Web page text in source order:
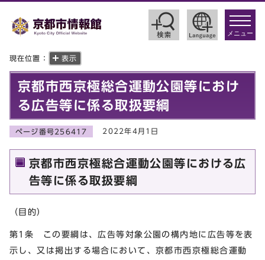
toggle
メニュー
現在位置： 表示
京都市西京極総合運動公園等におけ
る広告等に係る取扱要綱
ページ番号256417 2022年4月1日
京都市西京極総合運動公園等における広
告等に係る取扱要綱
（目的）
第1条 この要綱は、広告等対象公園の構内地に広告等を表
示し、又は掲出する場合において、京都市西京極総合運動